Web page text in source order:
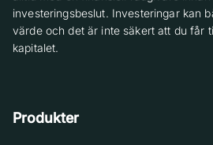
investeringsbeslut. Investeringar kan
värde och det är inte säkert att du får
kapitalet.
Produkter